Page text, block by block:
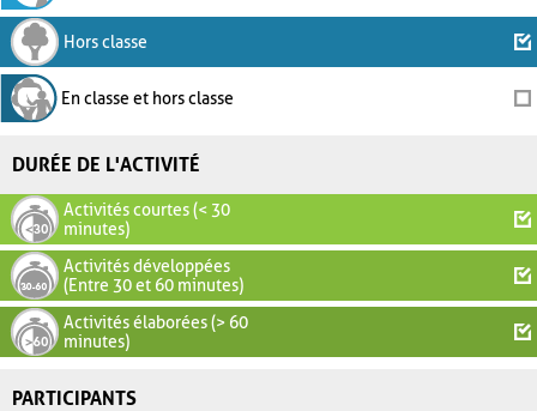
Hors classe
En classe et hors classe
DURÉE DE L'ACTIVITÉ
Activités courtes (< 30
minutes)
Activités développées
(Entre 30 et 60 minutes)
Activités élaborées (> 60
minutes)
PARTICIPANTS